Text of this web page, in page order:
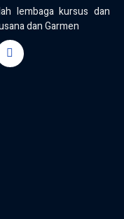
lembaga kursus dan
dan Garmen